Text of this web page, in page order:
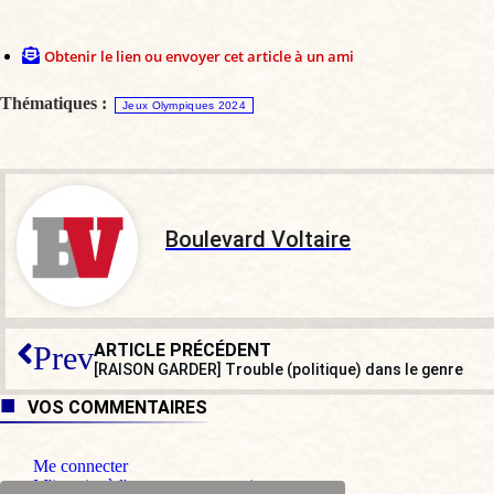
Obtenir le lien ou envoyer cet article à un ami
Thématiques : Jeux Olympiques 2024
Boulevard Voltaire
PrevARTICLE PRÉCÉDENT
[RAISON GARDER] Trouble (politique) dans le genre
VOS COMMENTAIRES
Me connecter
M'inscrire à l'espace commentaire